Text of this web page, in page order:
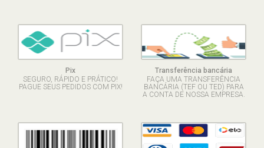
Pix
SEGURO, RÁPIDO E PRÁTICO!
PAGUE SEUS PEDIDOS COM PIX!
Transferência bancária
FAÇA UMA TRANSFERÊNCIA
BANCÁRIA (TEF OU TED) PARA
A CONTA DE NOSSA EMPRESA.